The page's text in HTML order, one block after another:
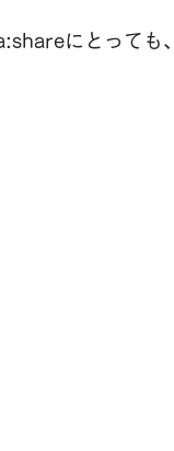
にとっても、